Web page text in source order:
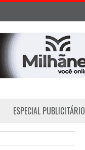
ESPECIAL PUBLICITÁRIO